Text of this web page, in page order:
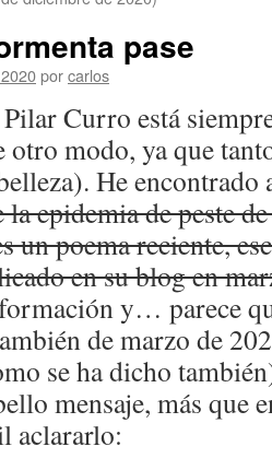
pase
porcarlos
Curro está
otro modo, ya que
He
la epidemia de peste
un poema reciente,
en su blog en
y… parece
de marzo de
se ha dicho
mensaje, más que
aclararlo: